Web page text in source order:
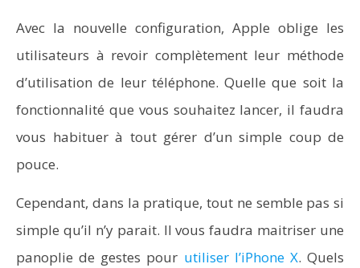
Avec la nouvelle configuration, Apple oblige les
utilisateurs à revoir complètement leur méthode
d’utilisation de leur téléphone. Quelle que soit la
fonctionnalité que vous souhaitez lancer, il faudra
vous habituer à tout gérer d’un simple coup de
pouce.
Cependant, dans la pratique, tout ne semble pas si
simple qu’il n’y parait. Il vous faudra maitriser une
panoplie de gestes pour utiliser l’iPhone X. Quels